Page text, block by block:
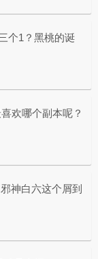
个1？黑桃的诞
欢哪个副本呢？
神白六这个屑到